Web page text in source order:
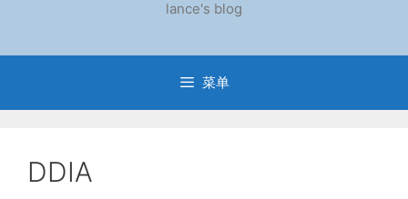
lance's blog
菜单
DDIA